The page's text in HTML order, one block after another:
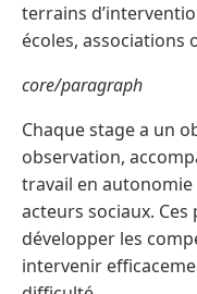
terrains
écoles, associations
core/paragraph
Chaque stage a un
observation,
travail en autonomie
acteurs sociaux.
développer les
intervenir